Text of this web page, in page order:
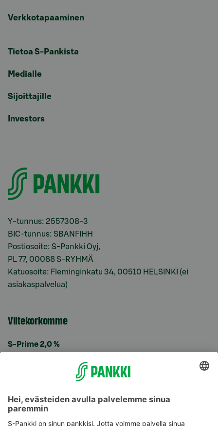
Verkkotapaaminen
Tietoa S-Pankista
Medialle
Sijoittajille
Investors
Y-tunnus: 2557308-3
BIC-tunnus: SBANFIHH
Postiosoite: S-Pankki Oyj,
PL 77, 00088 S-RYHMÄ
Katuosoite: Fleminginkatu 34, 00510 HELSINKI (ei
asiakaspalvelua)
Viitekorkomme
S-Prime 2,0 %